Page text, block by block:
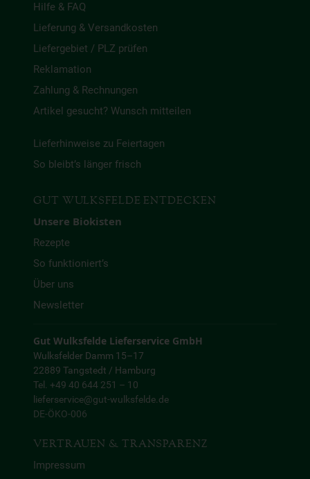
Hilfe & FAQ
Lieferung & Versandkosten
Liefergebiet / PLZ prüfen
Reklamation
Zahlung & Rechnungen
Artikel gesucht? Wunsch mitteilen
Lieferhinweise zu Feiertagen
So bleibt’s länger frisch
GUT WULKSFELDE ENTDECKEN
Unsere Biokisten
Rezepte
So funktioniert’s
Über uns
Newsletter
Gut Wulksfelde Lieferservice GmbH
Wulksfelder Damm 15–17
22889 Tangstedt / Hamburg
Tel. +49 40 644 251 – 10
lieferservice@gut-wulksfelde.de
DE-ÖKO-006
VERTRAUEN & TRANSPARENZ
Impressum